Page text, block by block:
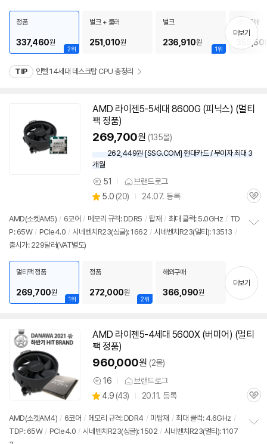
치
기
2위
정품
337,460원
벌크 + 쿨러
251,010원
1위
벌크
236,910원
해외구매
더보기
TIP 인텔 14세대 데스크탑 CPU 총정리
AMD 라이젠5-5세대 8600G (피닉스) (멀티
팩 정품)
269,700원 (135몰)
262,449원 [SSG.COM] 현대카드 / 무이자 최대 3
개월
상
품
견
51 브랜드로그
별
점
5.0 (상
리
뷰
20) 24.07. 등록
관
AMD(소켓AM5) / 6코어 / 메모리 규격: DDR5 / 탑재 / 최대 클럭: 5.0GHz / TD
P: 65W / PCIe4.0 / 시네벤치R23(싱글): 1662 / 시네벤치R23(멀티): 13513 /
출시가: 229달러(VAT별도)
기
1위
멀티팩 정품
269,700원
2위
정품
272,000원
해외구매
366,090원
더보기
AMD 라이젠5-4세대 5600X (버미어) (멀티
팩 정품)
960,000원 (2몰)
상
품
견
16 브랜드로그
별
점
4.9 (상
리
뷰
43) 20.11. 등록
관
AMD(소켓AM4) / 6코어 / 메모리 규격: DDR4 / 미탑재 / 최대 클럭: 4.6GHz /
TDP: 65W / PCIe4.0 / 시네벤치R23(싱글): 1502 / 시네벤치R23(멀티): 1107